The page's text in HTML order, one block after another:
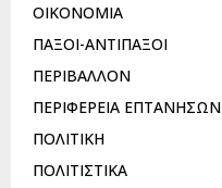
ΟΙΚΟΝΟΜΙΑ
ΠΑΞΟΙ-ΑΝΤΙΠΑΞΟΙ
ΠΕΡΙΒΑΛΛΟΝ
ΠΕΡΙΦΕΡΕΙΑ ΕΠΤΑΝΗΣΩΝ
ΠΟΛΙΤΙΚΗ
ΠΟΛΙΤΙΣΤΙΚΑ